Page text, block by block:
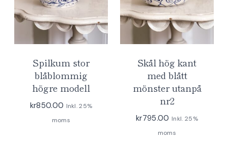
Spilkum stor
blåblommig
högre modell
kr850.00 Inkl. 25%
moms
Skål hög kant
med blått
mönster utanpå
nr2
kr795.00 Inkl. 25%
moms